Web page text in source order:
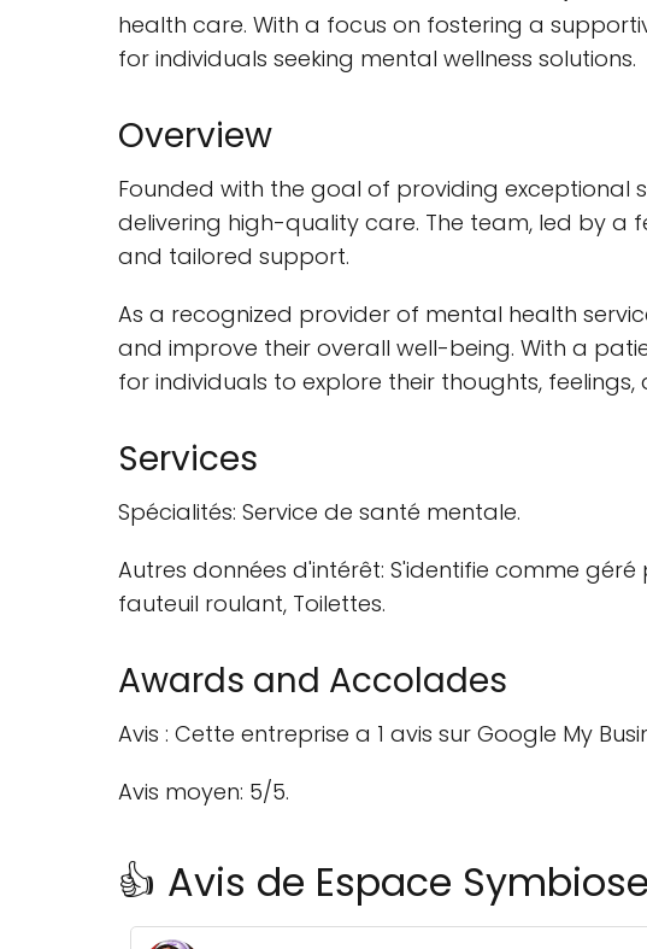
health care. With a focus on fostering a
for individuals seeking mental wellness solutions.
Overview
Founded with the goal of providing exceptional
delivering high-quality care. The team, led by
and tailored support.
As a recognized provider of mental health
and improve their overall well-being. With a
for individuals to explore their thoughts, feelings,
Services
Spécialités: Service de santé mentale.
Autres données d'intérêt: S'identifie comme
fauteuil roulant, Toilettes.
Awards and Accolades
Avis : Cette entreprise a 1 avis sur Google My
Avis moyen: 5/5.
👍 Avis de Espace Symbiose